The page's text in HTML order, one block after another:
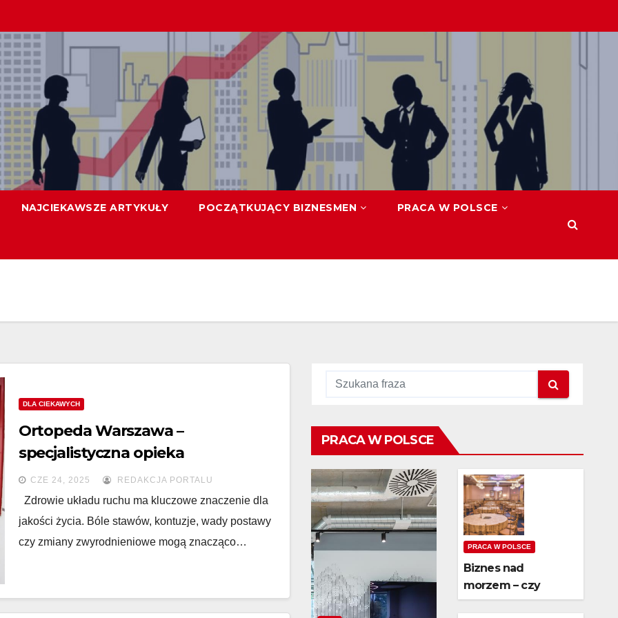
NAJCIEKAWSZE ARTYKUŁY POCZĄTKUJĄCY BIZNESMEN PRACA W POLSCE
DLA CIEKAWYCH
Ortopeda Warszawa –
specjalistyczna opieka
ortopedyczna w stolicy
CZE 24, 2025 REDAKCJA PORTALU
Zdrowie układu ruchu ma kluczowe znaczenie dla
jakości życia. Bóle stawów, kontuzje, wady postawy
czy zmiany zwyrodnieniowe mogą znacząco…
PRACA W POLSCE
PRACA W POLSCE
Biznes nad
morzem – czy
wynajem domków